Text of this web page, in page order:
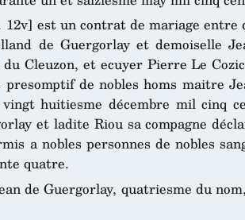
est un contrat de mariage entre
de Guergorlay et demoiselle
Cleuzon, et ecuyer Pierre Le
de nobles homs maitre
huitiesme décembre mil cinq
et ladite Riou sa compagne
a nobles personnes de nobles
quatre.
de Guergorlay, quatriesme du